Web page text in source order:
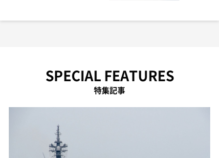
SPECIAL FEATURES
特集記事